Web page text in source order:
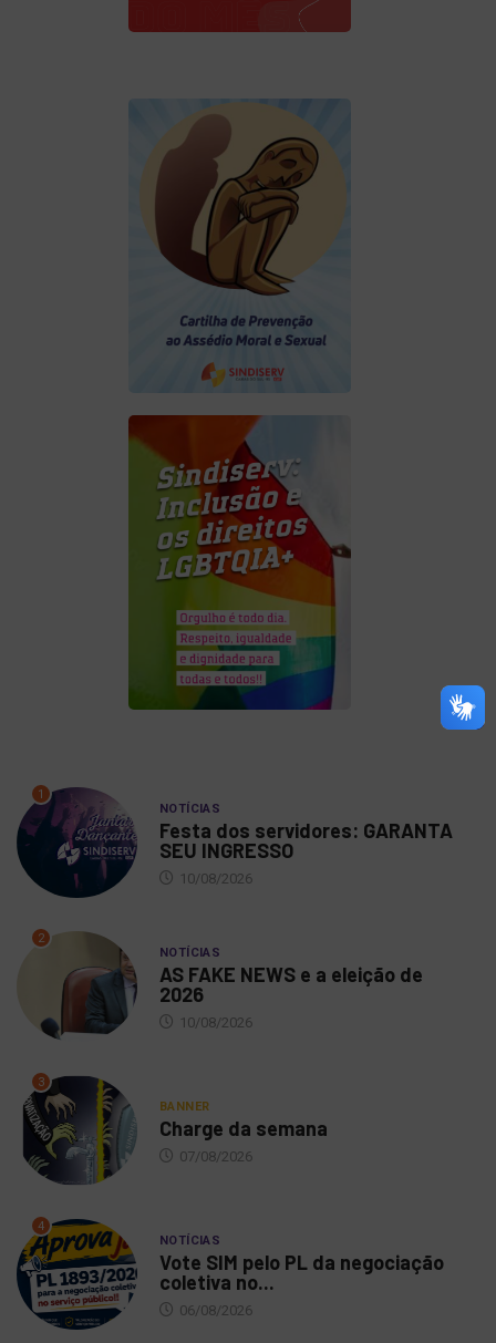
1
NOTÍCIAS
Festa dos servidores: GARANTA
SEU INGRESSO
10/08/2026
2
NOTÍCIAS
AS FAKE NEWS e a eleição de
2026
10/08/2026
3
BANNER
Charge da semana
07/08/2026
4
NOTÍCIAS
Vote SIM pelo PL da negociação
coletiva no...
06/08/2026